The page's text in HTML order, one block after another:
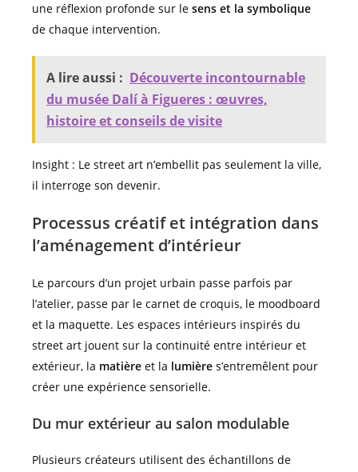
une réflexion profonde sur le sens et la symbolique
de chaque intervention.
A lire aussi : Découverte incontournable
du musée Dalí à Figueres : œuvres,
histoire et conseils de visite
Insight : Le street art n’embellit pas seulement la ville,
il interroge son devenir.
Processus créatif et intégration dans
l’aménagement d’intérieur
Le parcours d’un projet urbain passe parfois par
l’atelier, passe par le carnet de croquis, le moodboard
et la maquette. Les espaces intérieurs inspirés du
street art jouent sur la continuité entre intérieur et
extérieur, la matière et la lumière s’entremêlent pour
créer une expérience sensorielle.
Du mur extérieur au salon modulable
Plusieurs créateurs utilisent des échantillons de